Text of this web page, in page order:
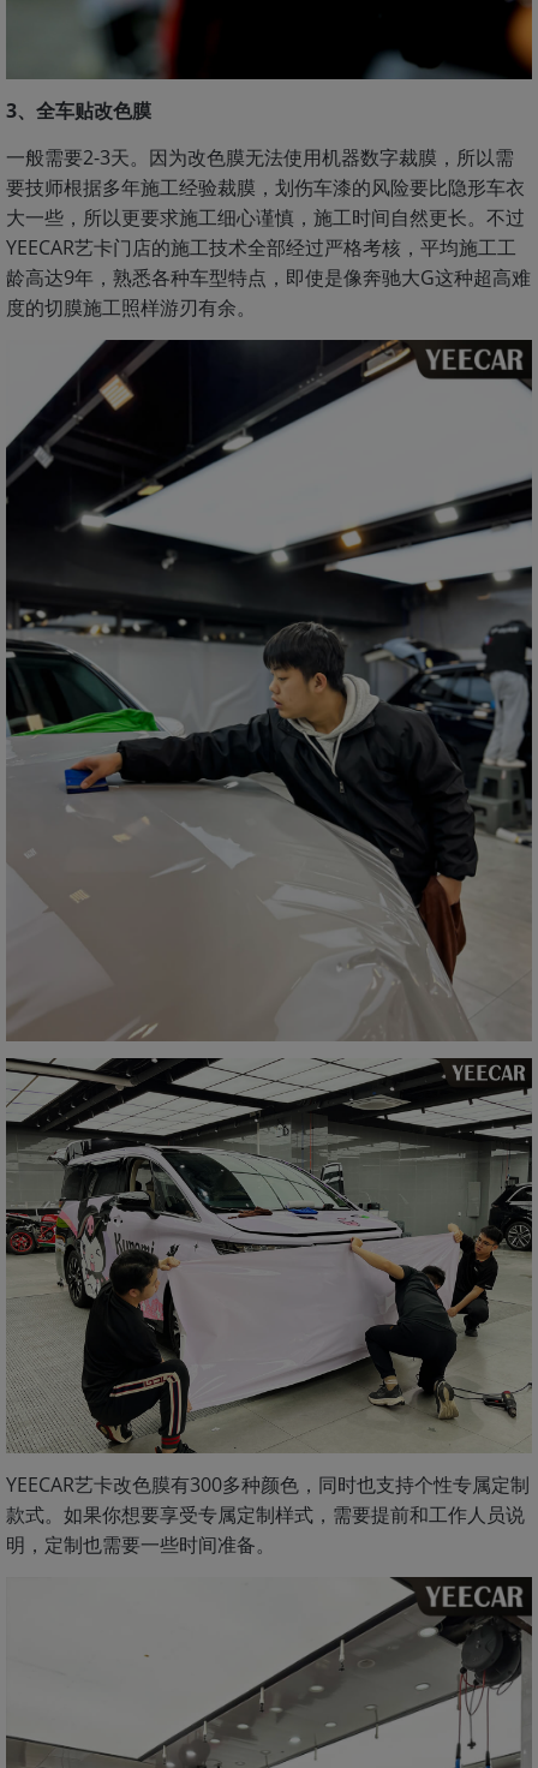
3、全车贴改色膜
一般需要2-3天。因为改色膜无法使用机器数字裁膜，所以需
要技师根据多年施工经验裁膜，划伤车漆的风险要比隐形车衣
大一些，所以更要求施工细心谨慎，施工时间自然更长。不过
YEECAR艺卡门店的施工技术全部经过严格考核，平均施工工
龄高达9年，熟悉各种车型特点，即使是像奔驰大G这种超高难
度的切膜施工照样游刃有余。
YEECAR艺卡改色膜有300多种颜色，同时也支持个性专属定制
款式。如果你想要享受专属定制样式，需要提前和工作人员说
明，定制也需要一些时间准备。